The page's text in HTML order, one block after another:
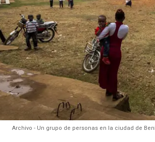
Archivo - Un grupo de personas en la ciudad de